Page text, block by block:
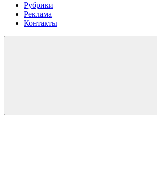
Рубрики
Реклама
Контакты